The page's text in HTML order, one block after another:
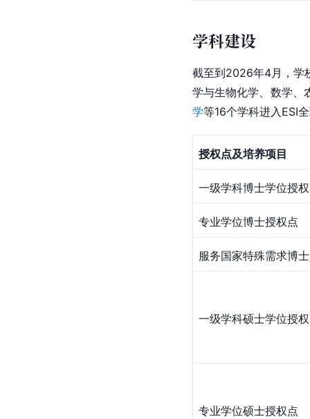
学科建设
截至到2026年4月，学
学与生物化学、数学、
学等16个学科进入ESI
授权点及培养项目
一级学科博士学位授
专业学位博士授权点
服务国家特殊需求博
一级学科硕士学位授
专业学位硕士授权点